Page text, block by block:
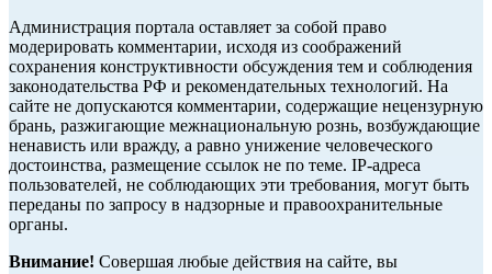
Администрация портала оставляет за собой право
модерировать комментарии, исходя из соображений
сохранения конструктивности обсуждения тем и соблюдения
законодательства РФ и рекомендательных технологий. На
сайте не допускаются комментарии, содержащие нецензурную
брань, разжигающие межнациональную рознь, возбуждающие
ненависть или вражду, а равно унижение человеческого
достоинства, размещение ссылок не по теме. IP-адреса
пользователей, не соблюдающих эти требования, могут быть
переданы по запросу в надзорные и правоохранительные
органы.
Внимание! Совершая любые действия на сайте, вы